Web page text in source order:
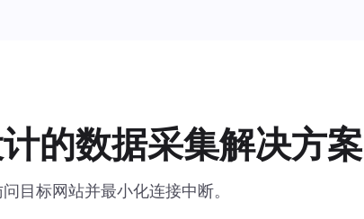
的数据采集解决方案
目标网站并最小化连接中断。